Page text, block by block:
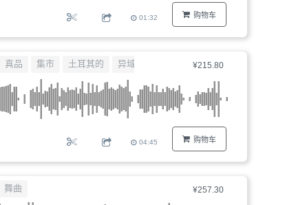
购物车
01:32
¥215.80
购物车
真品 集市 土耳其的 异域
04:45
¥257.30
舞曲